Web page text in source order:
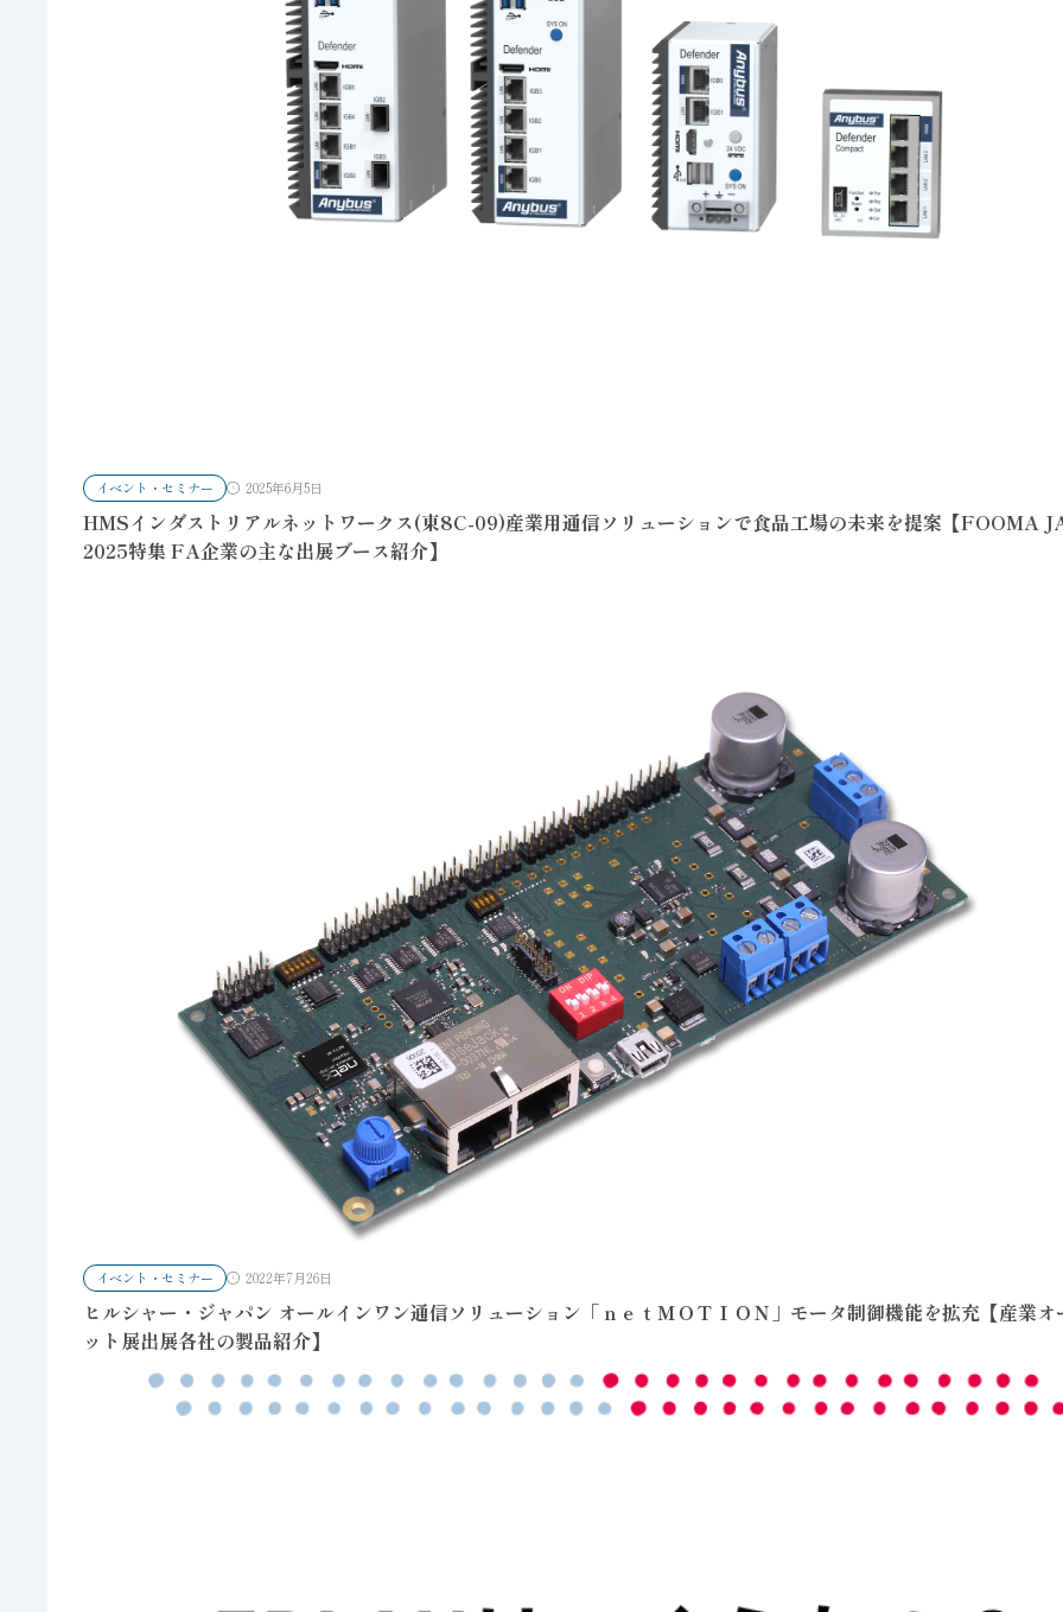
イベント・セミナー 2025年6月5日
HMSインダストリアルネットワークス(東8C-09)産業用通信ソリューションで食品工場の未来を提案【FOOMA
2025特集 FA企業の主な出展ブース紹介】
イベント・セミナー 2022年7月26日
ヒルシャー・ジャパン オールインワン通信ソリューション「ｎｅｔＭＯＴＩＯＮ」モータ制御機能を拡充【産業オ
ット展出展各社の製品紹介】